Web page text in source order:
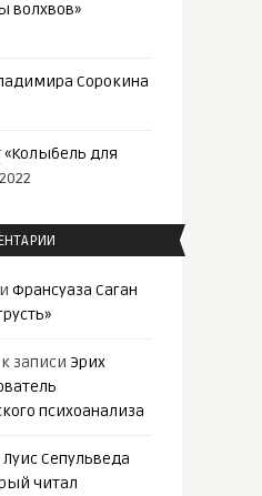
волхвов»
Сорокина
«Колыбель для
Франсуаза Саган
к записи Эрих
психоанализа
Луис Сепульведа
читал